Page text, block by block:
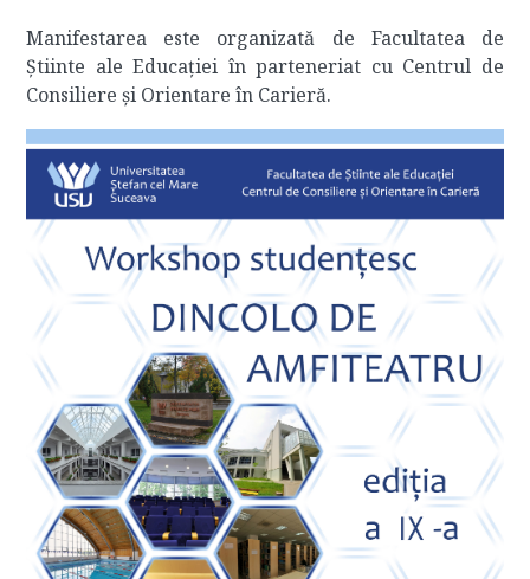
Manifestarea este organizată de Facultatea de
Știinte ale Educației în parteneriat cu Centrul de
Consiliere și Orientare în Carieră.